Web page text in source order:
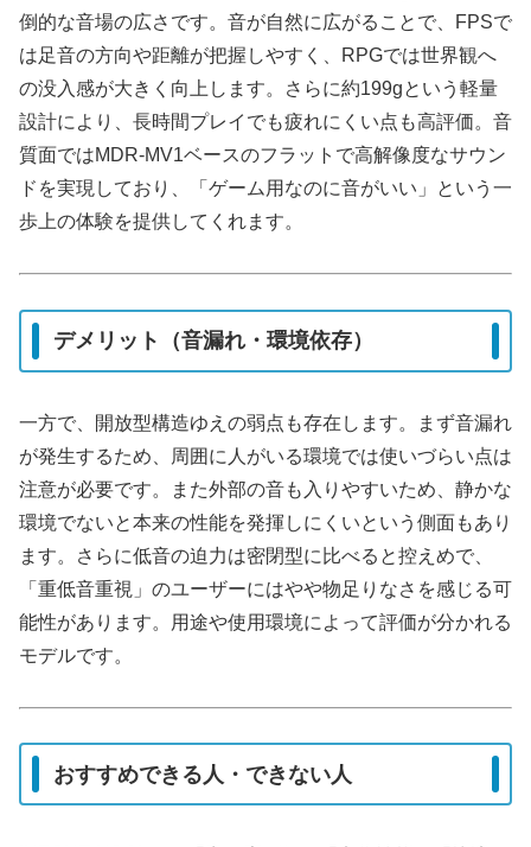
倒的な音場の広さです。音が自然に広がることで、FPSで
は足音の方向や距離が把握しやすく、RPGでは世界観へ
の没入感が大きく向上します。さらに約199gという軽量
設計により、長時間プレイでも疲れにくい点も高評価。音
質面ではMDR-MV1ベースのフラットで高解像度なサウン
ドを実現しており、「ゲーム用なのに音がいい」という一
歩上の体験を提供してくれます。
デメリット（音漏れ・環境依存）
一方で、開放型構造ゆえの弱点も存在します。まず音漏れ
が発生するため、周囲に人がいる環境では使いづらい点は
注意が必要です。また外部の音も入りやすいため、静かな
環境でないと本来の性能を発揮しにくいという側面もあり
ます。さらに低音の迫力は密閉型に比べると控えめで、
「重低音重視」のユーザーにはやや物足りなさを感じる可
能性があります。用途や使用環境によって評価が分かれる
モデルです。
おすすめできる人・できない人